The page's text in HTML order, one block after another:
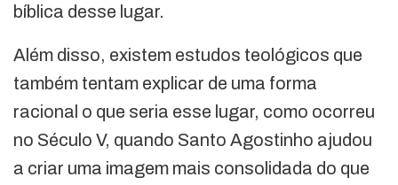
bíblica desse lugar.
Além disso, existem estudos teológicos que
também tentam explicar de uma forma
racional o que seria esse lugar, como ocorreu
no Século V, quando Santo Agostinho ajudou
a criar uma imagem mais consolidada do que